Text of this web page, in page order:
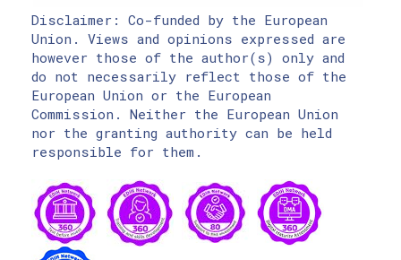
Disclaimer: Co-funded by the European
Union. Views and opinions expressed are
however those of the author(s) only and
do not necessarily reflect those of the
European Union or the European
Commission. Neither the European Union
nor the granting authority can be held
responsible for them.